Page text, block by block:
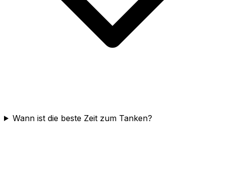
Wann ist die beste Zeit zum Tanken?